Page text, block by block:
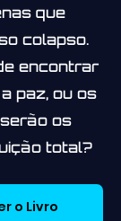
que
colapso.
encontrar
paz, ou os
os
total?
o Livro